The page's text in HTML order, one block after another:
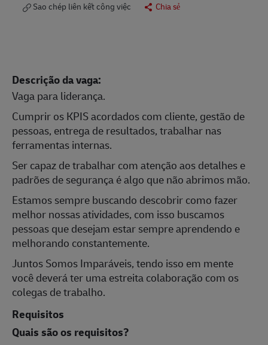
Sao chép liên kết công việc Chia sẻ
Descrição da vaga:
Vaga para liderança.
Cumprir os KPIS acordados com cliente, gestão de
pessoas, entrega de resultados, trabalhar nas
ferramentas internas.
Ser capaz de trabalhar com atenção aos detalhes e
padrões de segurança é algo que não abrimos mão.
Estamos sempre buscando descobrir como fazer
melhor nossas atividades, com isso buscamos
pessoas que desejam estar sempre aprendendo e
melhorando constantemente.
Juntos Somos Imparáveis, tendo isso em mente
você deverá ter uma estreita colaboração com os
colegas de trabalho.
Requisitos
Quais são os requisitos?